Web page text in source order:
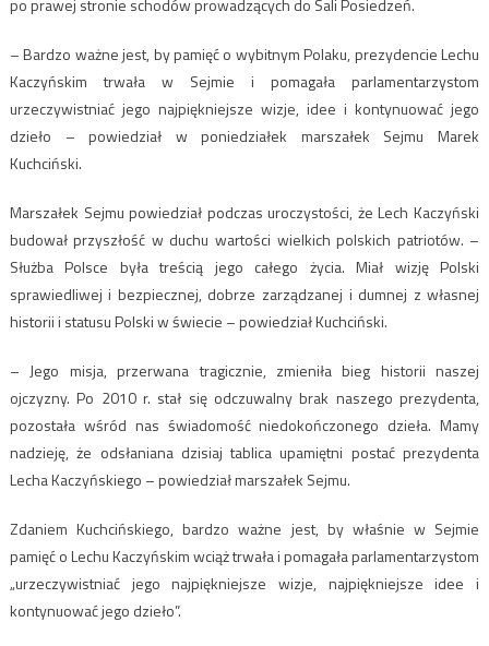
– Bardzo ważne jest, by pamięć o wybitnym Polaku, prezydencie Lechu
Kaczyńskim trwała w Sejmie i pomagała parlamentarzystom
urzeczywistniać jego najpiękniejsze wizje, idee i kontynuować jego
dzieło – powiedział w poniedziałek marszałek Sejmu Marek
Kuchciński.
Marszałek Sejmu powiedział podczas uroczystości, że Lech Kaczyński
budował przyszłość w duchu wartości wielkich polskich patriotów. –
Służba Polsce była treścią jego całego życia. Miał wizję Polski
sprawiedliwej i bezpiecznej, dobrze zarządzanej i dumnej z własnej
historii i statusu Polski w świecie – powiedział Kuchciński.
– Jego misja, przerwana tragicznie, zmieniła bieg historii naszej
ojczyzny. Po 2010 r. stał się odczuwalny brak naszego prezydenta,
pozostała wśród nas świadomość niedokończonego dzieła. Mamy
nadzieję, że odsłaniana dzisiaj tablica upamiętni postać prezydenta
Lecha Kaczyńskiego – powiedział marszałek Sejmu.
Zdaniem Kuchcińskiego, bardzo ważne jest, by właśnie w Sejmie
pamięć o Lechu Kaczyńskim wciąż trwała i pomagała parlamentarzystom
„urzeczywistniać jego najpiękniejsze wizje, najpiękniejsze idee i
kontynuować jego dzieło”.